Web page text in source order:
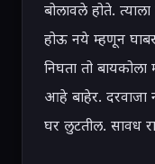
बोलावले होते.
होऊ नये म्हणून
निघता तो
आहे बाहेर. दरवाजा
घर लुटतील. सावध